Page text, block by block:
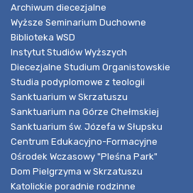
Archiwum diecezjalne
Wyższe Seminarium Duchowne
Biblioteka WSD
Instytut Studiów Wyższych
Diecezjalne Studium Organistowskie
Studia podyplomowe z teologii
Sanktuarium w Skrzatuszu
Sanktuarium na Górze Chełmskiej
Sanktuarium św. Józefa w Słupsku
Centrum Edukacyjno-Formacyjne
Ośrodek Wczasowy "Pleśna Park"
Dom Pielgrzyma w Skrzatuszu
Katolickie poradnie rodzinne